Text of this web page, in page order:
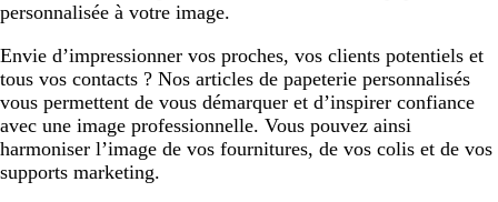
personnalisée à votre image.
Envie d’impressionner vos proches, vos clients potentiels et
tous vos contacts ? Nos articles de papeterie personnalisés
vous permettent de vous démarquer et d’inspirer confiance
avec une image professionnelle. Vous pouvez ainsi
harmoniser l’image de vos fournitures, de vos colis et de vos
supports marketing.